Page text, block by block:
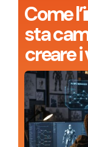
Come
sta
creare